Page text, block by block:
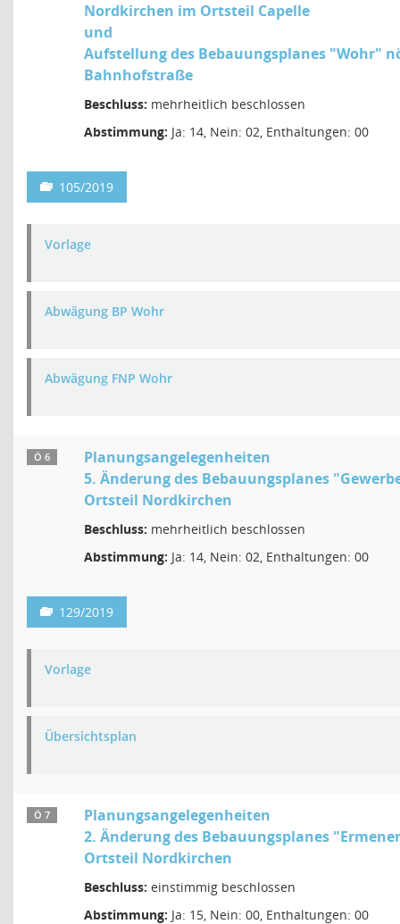
Nordkirchen im Ortsteil Capelle
und
Aufstellung des Bebauungsplanes "Wohr"
Bahnhofstraße
Beschluss: mehrheitlich beschlossen
Abstimmung: Ja: 14, Nein: 02, Enthaltungen: 00
105/2019
Vorlage
Abwägung BP Wohr
Abwägung FNP Wohr
Ö 6
Planungsangelegenheiten
5. Änderung des Bebauungsplanes
Ortsteil Nordkirchen
Beschluss: mehrheitlich beschlossen
Abstimmung: Ja: 14, Nein: 02, Enthaltungen: 00
129/2019
Vorlage
Übersichtsplan
Ö 7
Planungsangelegenheiten
2. Änderung des Bebauungsplanes
Ortsteil Nordkirchen
Beschluss: einstimmig beschlossen
Abstimmung: Ja: 15, Nein: 00, Enthaltungen: 00